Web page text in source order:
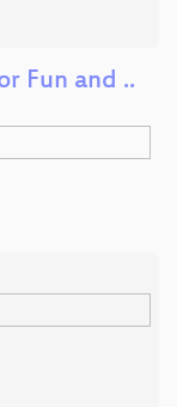
Fun and ..